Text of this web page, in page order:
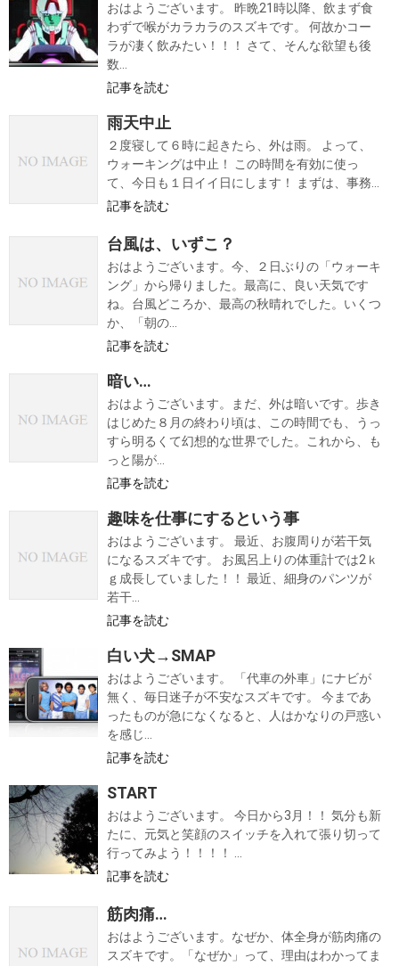
おはようございます。 昨晩21時以降、飲まず食
わずで喉がカラカラのスズキです。 何故かコー
ラが凄く飲みたい！！！ さて、そんな欲望も後
数...
記事を読む
雨天中止
２度寝して６時に起きたら、外は雨。 よって、
ウォーキングは中止！ この時間を有効に使っ
て、今日も１日イイ日にします！ まずは、事務...
記事を読む
台風は、いずこ？
おはようございます。今、２日ぶりの「ウォーキ
ング」から帰りました。最高に、良い天気です
ね。台風どころか、最高の秋晴れでした。いくつ
か、「朝の...
記事を読む
暗い…
おはようございます。まだ、外は暗いです。歩き
はじめた８月の終わり頃は、この時間でも、うっ
すら明るくて幻想的な世界でした。これから、も
っと陽が...
記事を読む
趣味を仕事にするという事
おはようございます。 最近、お腹周りが若干気
になるスズキです。 お風呂上りの体重計では2ｋ
ｇ成長していました！！ 最近、細身のパンツが
若干...
記事を読む
白い犬→SMAP
おはようございます。 「代車の外車」にナビが
無く、毎日迷子が不安なスズキです。 今まであ
ったものが急になくなると、人はかなりの戸惑い
を感じ...
記事を読む
START
おはようございます。 今日から3月！！ 気分も新
たに、元気と笑顔のスイッチを入れて張り切って
行ってみよう！！！！ ...
記事を読む
筋肉痛…
おはようございます。なぜか、体全身が筋肉痛の
スズキです。「なぜか」って、理由はわかってま